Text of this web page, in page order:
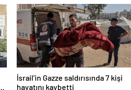
İsrail’in Gazze saldırısında 7 kişi
hayatını kaybetti